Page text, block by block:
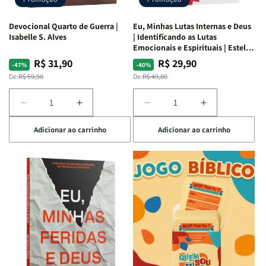
Devocional Quarto de Guerra |
Isabelle S. Alves
-47%
Preço
normal
De:R$ 59,90
Preço
promocional
R$ 31,90
Diminuir
a
quantidade
de
Devocional
Quarto
de
Guerra
Isabelle
S.
Alves
Aumentar
a
quantidade
de
Devocional
Quarto
Guerra
Isabelle
S.
Alves
Adicionar ao carrinho
Eu, Minhas Lutas Internas e Deus
| Identificando as Lutas
Emocionais e Espirituais | Estela
Costa
-40%
Preço
normal
De:R$ 49,80
Preço
promocional
R$ 29,90
Diminuir
a
quantidade
de
Eu,
Minhas
Lutas
Internas
e
Deus
|
Identificando
Aumentar
a
quantidade
de
Eu,
Minhas
Lutas
Internas
e
Deus
|
Identificando
as
Adicionar ao carrinho